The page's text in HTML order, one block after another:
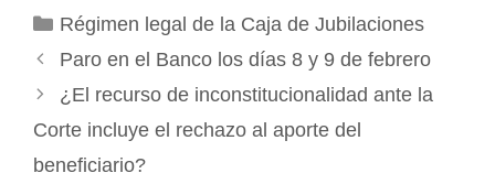
Categorías
Régimen legal de la Caja de Jubilaciones
Paro en el Banco los días 8 y 9 de febrero
¿El recurso de inconstitucionalidad ante la
Corte incluye el rechazo al aporte del
beneficiario?